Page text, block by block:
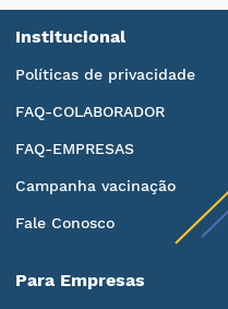
Institucional
Políticas de privacidade
FAQ-COLABORADOR
FAQ-EMPRESAS
Campanha vacinação
Fale Conosco
Para Empresas